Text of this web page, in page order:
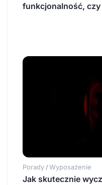
funkcjonalność,
Porady / Wyposażenie
Jak skutecznie